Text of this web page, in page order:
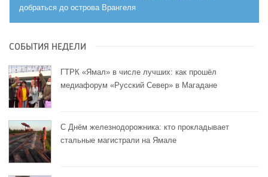
добраться до острова Врангеля
СОБЫТИЯ НЕДЕЛИ
ГТРК «Ямал» в числе лучших: как прошёл
медиафорум «Русский Север» в Магадане
С Днём железнодорожника: кто прокладывает
стальные магистрали на Ямале